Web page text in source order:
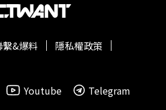
不小打擊。
繫&爆料
隱私權政策
Youtube Telegram